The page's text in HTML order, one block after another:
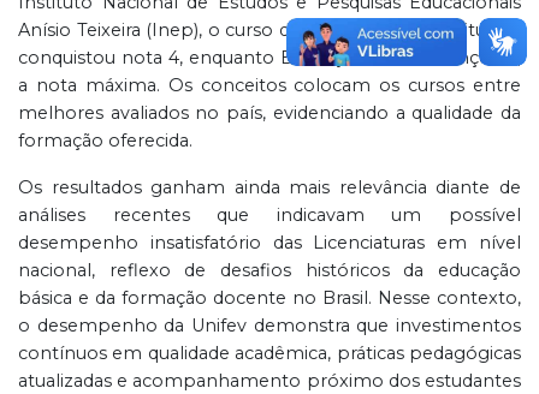
Anísio Teixeira (Inep), o curso de Pedagogia da Instituição
conquistou nota 4, enquanto Educação Física alcançou 5,
a nota máxima. Os conceitos colocam os cursos entre
melhores avaliados no país, evidenciando a qualidade da
formação oferecida.
Os resultados ganham ainda mais relevância diante de
análises recentes que indicavam um possível
desempenho insatisfatório das Licenciaturas em nível
nacional, reflexo de desafios históricos da educação
básica e da formação docente no Brasil. Nesse contexto,
o desempenho da Unifev demonstra que investimentos
contínuos em qualidade acadêmica, práticas pedagógicas
atualizadas e acompanhamento próximo dos estudantes